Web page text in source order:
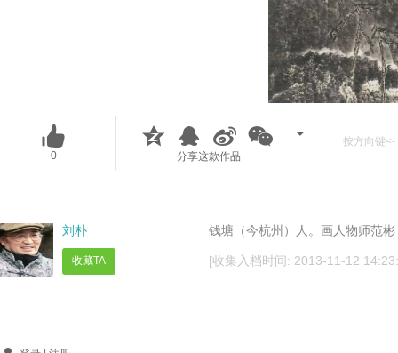
0 分享这款作品
按方向键
钱塘（今杭州）人。画人物师范
[收集入档时间: 2013-11-12
刘朴
收藏TA